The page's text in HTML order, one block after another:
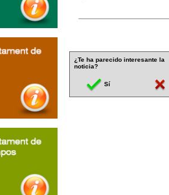
¿Te ha parecido interesante la
noticia?
Sí